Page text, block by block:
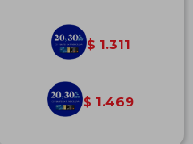
$ 1.311
$ 1.469